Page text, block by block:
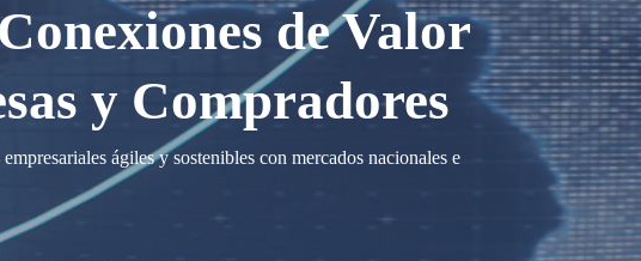
de Valor
y Compradores
ágiles y sostenibles con mercados nacionales e